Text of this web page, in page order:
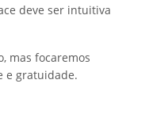
deve ser intuitiva
mas focaremos
e gratuidade.